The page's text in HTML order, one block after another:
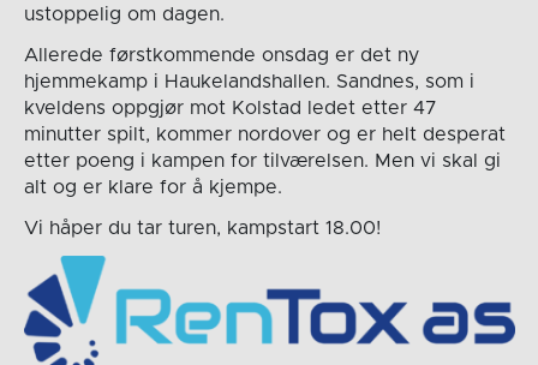
ustoppelig om dagen.
Allerede førstkommende onsdag er det ny
hjemmekamp i Haukelandshallen. Sandnes, som i
kveldens oppgjør mot Kolstad ledet etter 47
minutter spilt, kommer nordover og er helt desperat
etter poeng i kampen for tilværelsen. Men vi skal gi
alt og er klare for å kjempe.
Vi håper du tar turen, kampstart 18.00!